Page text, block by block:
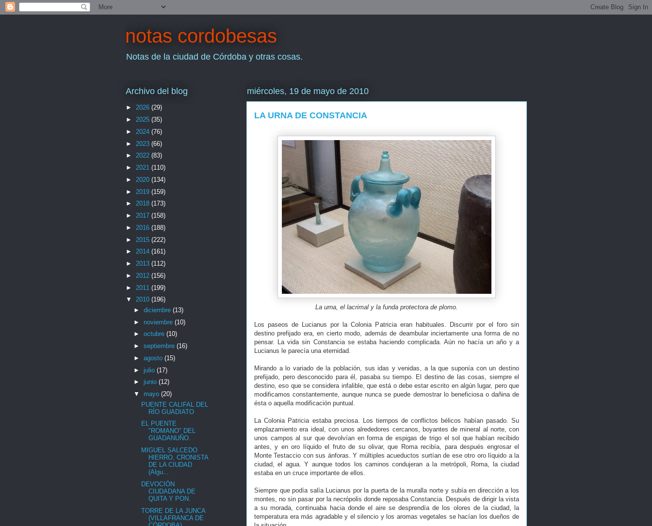
notas cordobesas
Notas de la ciudad de Córdoba y otras cosas.
miércoles, 19 de mayo de 2010
LA URNA DE CONSTANCIA
La urna, el lacrimal y la funda protectora de plomo.
Los paseos de Lucianus por la Colonia Patricia eran habituales. Discurrir por el foro sin
destino prefijado era, en cierto modo, además de deambular inciertamente una forma de no
pensar. La vida sin Constancia se estaba haciendo complicada. Aún no hacía un año y a
Lucianus le parecía una eternidad.
Mirando a lo variado de la población, sus idas y venidas, a la que suponía con un destino
prefijado, pero desconocido para él, pasaba su tiempo. El destino de las cosas, siempre el
destino, eso que se considera infalible, que está o debe estar escrito en algún lugar, pero que
modificamos constantemente, aunque nunca se puede demostrar lo beneficiosa o dañina de
ésta o aquella modificación puntual.
La Colonia Patricia estaba preciosa. Los tiempos de conflictos bélicos habían pasado. Su
emplazamiento era ideal, con unos alrededores cercanos, boyantes de mineral al norte, con
unos campos al sur que devolvían en forma de espigas de trigo el sol que habían recibido
antes, y en oro líquido el fruto de su olivar, que Roma recibía, para después engrosar el
Monte Testaccio con sus ánforas. Y múltiples acueductos surtían de ese otro oro líquido a la
ciudad, el agua. Y aunque todos los caminos condujeran a la metrópoli, Roma, la ciudad
estaba en un cruce importante de ellos.
Siempre que podía salía Lucianus por la puerta de la muralla norte y subía en dirección a los
montes, no sin pasar por la necrópolis donde reposaba Constancia. Después de dirigir la vista
a su morada, continuaba hacia donde el aire se desprendía de los olores de la ciudad, la
temperatura era más agradable y el silencio y los aromas vegetales se hacían los dueños de
Archivo del blog
► 2026 (29)
► 2025 (35)
► 2024 (76)
► 2023 (66)
► 2022 (83)
► 2021 (110)
► 2020 (134)
► 2019 (159)
► 2018 (173)
► 2017 (158)
► 2016 (188)
► 2015 (222)
► 2014 (161)
► 2013 (112)
► 2012 (156)
► 2011 (199)
▼ 2010 (196)
► diciembre (13)
► noviembre (10)
► octubre (10)
► septiembre (16)
► agosto (15)
► julio (17)
► junio (12)
▼ mayo (20)
PUENTE CALIFAL DEL
RÍO GUADIATO
EL PUENTE
"ROMANO" DEL
GUADANUÑO.
MIGUEL SALCEDO
HIERRO, CRONISTA
DE LA CIUDAD
(Algu...
DEVOCIÓN
CIUDADANA DE
QUITA Y PON.
TORRE DE LA JUNCA
(VILLAFRANCA DE